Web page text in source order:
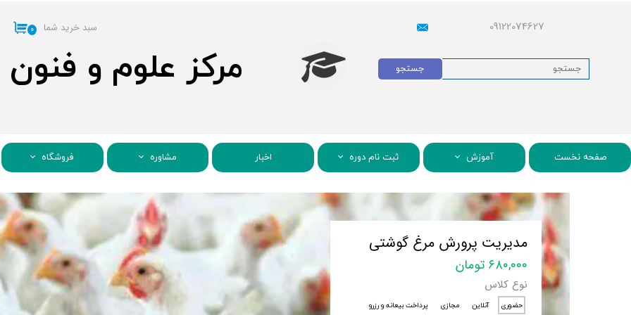
09122074627
مرکز علوم و فنون
۰ سبد خرید شما
جستجو
صفحه نخست آموزش ثبت نام دوره اخبار مشاوره فروشگاه
مدیریت پرورش مرغ گوشتی
۶۸۰,۰۰۰ تومان
نوع کلاس
حضوری آنلاین مجازی پرداخت بیعانه و رزرو